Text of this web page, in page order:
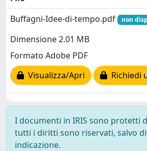
Buffagni-Idee-di-tempo.pdf
non
Dimensione 2.01 MB
Formato Adobe PDF
Visualizza/Apri
Richiedi
I documenti in IRIS sono protetti
tutti i diritti sono riservati, salvo
indicazione.